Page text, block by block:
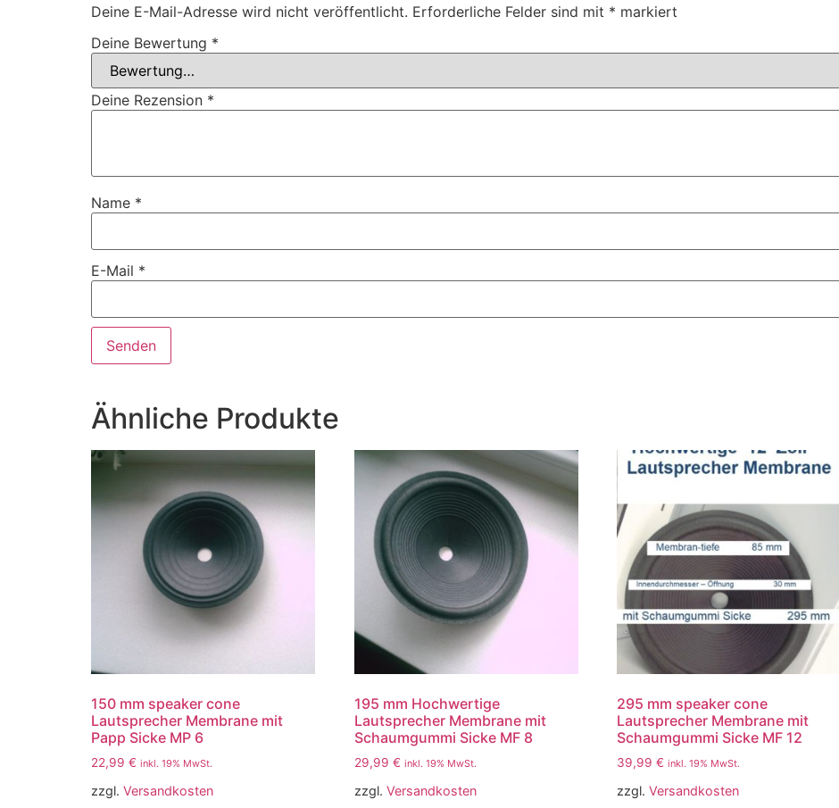
Deine E-Mail-Adresse wird nicht veröffentlicht. Erforderliche Felder sind mit * markiert
Deine Bewertung *
Deine Rezension *
Name *
E-Mail *
Ähnliche Produkte
150 mm speaker cone
Lautsprecher Membrane mit
Papp Sicke MP 6
22,99 € inkl. 19% MwSt.
zzgl. Versandkosten
195 mm Hochwertige
Lautsprecher Membrane mit
Schaumgummi Sicke MF 8
29,99 € inkl. 19% MwSt.
zzgl. Versandkosten
295 mm speaker cone
Lautsprecher Membrane mit
Schaumgummi Sicke MF 12
39,99€ inkl. 19% MwSt.
zzgl.Versandkosten